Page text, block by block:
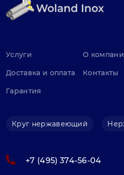
Услуги
Доставка и оплата
Гарантия
О
Контакты
Круг нержавеющий
+7 (495) 374-56-04